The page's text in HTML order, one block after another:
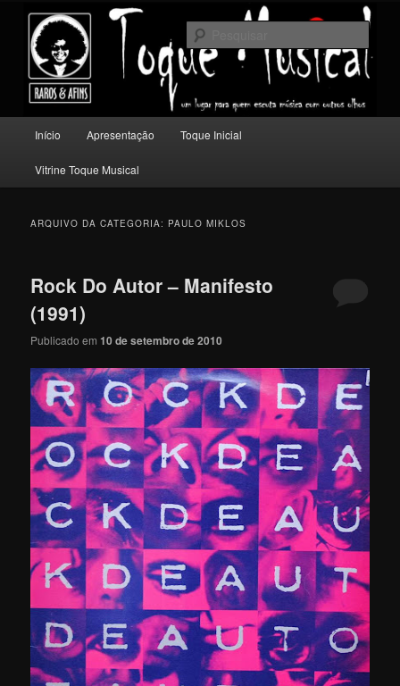
conteúdo
principal
conteúdo
secundário
Toque Musical
Um lugar para quem escuta música com outros olhos.
principal
Início Apresentação Toque Inicial
Vitrine Toque Musical
ARQUIVO DA CATEGORIA: PAULO MIKLOS
Rock Do Autor – Manifesto
(1991)
Publicado em10 de setembro de 2010